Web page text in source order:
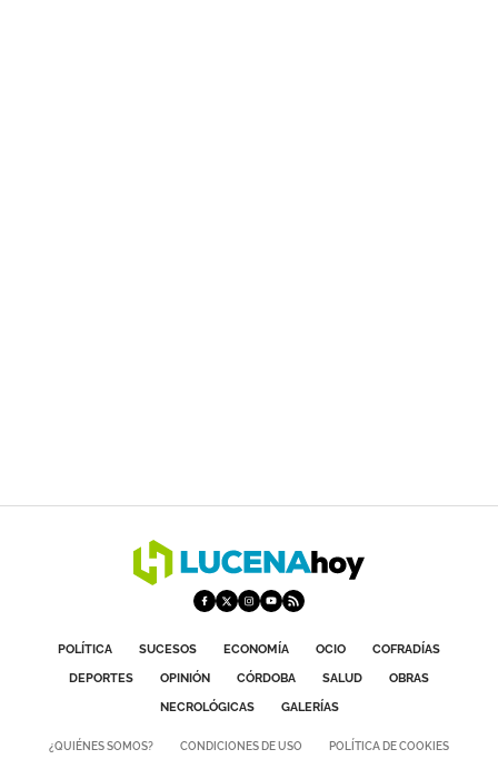
POLÍTICA SUCESOS ECONOMÍA OCIO
COFRADÍAS
DEPORTES
OPINIÓN CÓRDOBA SALUD
OBRAS
NECROLÓGICAS
GALERÍAS
¿QUIÉNES SOMOS? CONDICIONES DE USO POLÍTICA DE COOKIES